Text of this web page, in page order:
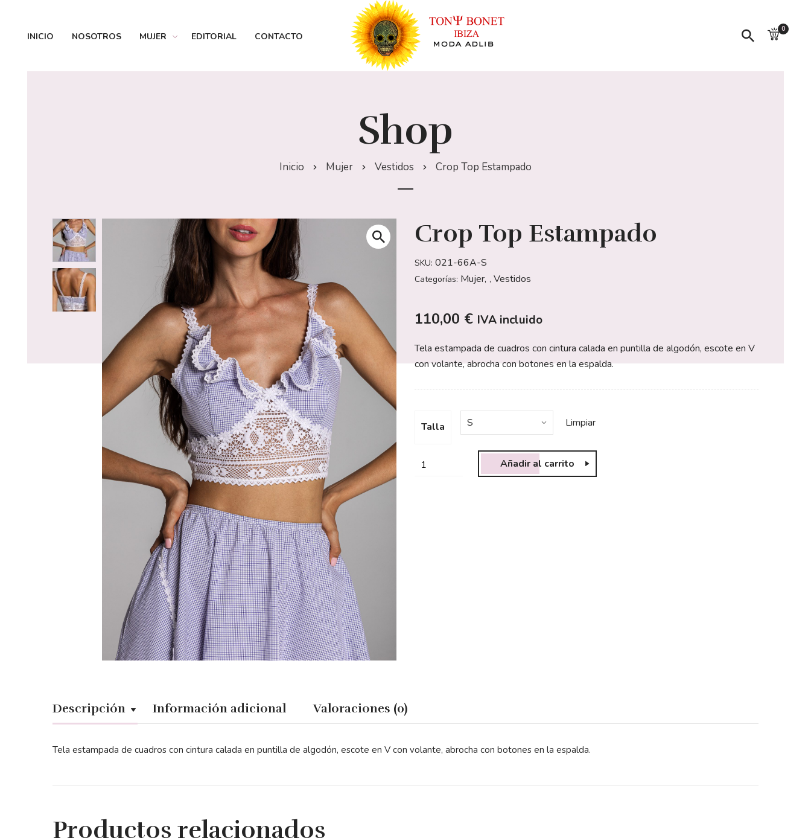
INICIO NOSOTROS MUJER EDITORIAL CONTACTO
0
Shop
Inicio Mujer Vestidos Crop Top Estampado
Crop Top Estampado
110,00 € IVA incluido
Tela estampada de cuadros con cintura calada en puntilla de algodón, escote en V
con volante, abrocha con botones en la espalda.
Talla Limpiar
Añadir al carrito
SKU: 021-66A-S
Categorías: Mujer , Vestidos
Descripción Información adicional Valoraciones (0)
Tela estampada de cuadros con cintura calada en puntilla de algodón, escote en V con volante, abrocha con botones en la espalda.
Productos relacionados